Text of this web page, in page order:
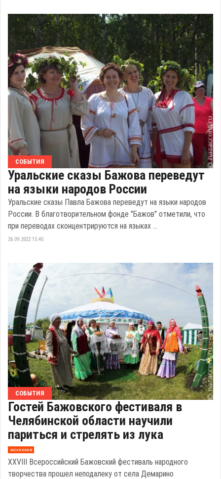
СОБЫТИЯ
Уральские сказы Бажова переведут
на языки народов России
Уральские сказы Павла Бажова переведут на языки народов
России. В благотворительном фонде "Бажов" отметили, что
при переводах сконцентрируются на языках ...
26.09.2022 15:45
СОБЫТИЯ
Гостей Бажовского фестиваля в
Челябинской области научили
париться и стрелять из лука
эксклюзив
XXVIII Всероссийский Бажовский фестиваль народного
творчества прошел неподалеку от села Демарино